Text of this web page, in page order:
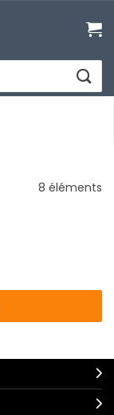
8 éléments